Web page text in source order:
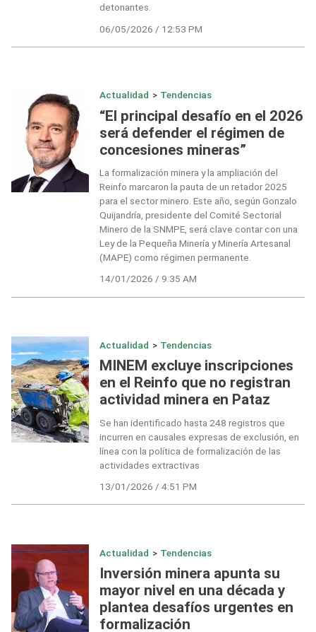
detonantes.
06/05/2026 / 12:53 PM
Actualidad > Tendencias
“El principal desafío en el 2026
será defender el régimen de
concesiones mineras”
La formalización minera y la ampliación del
Reinfo marcaron la pauta de un retador 2025
para el sector minero. Este año, según Gonzalo
Quijandría, presidente del Comité Sectorial
Minero de la SNMPE, será clave contar con una
Ley de la Pequeña Minería y Minería Artesanal
(MAPE) como régimen permanente.
14/01/2026 / 9:35 AM
Actualidad > Tendencias
MINEM excluye inscripciones
en el Reinfo que no registran
actividad minera en Pataz
Se han identificado hasta 248 registros que
incurren en causales expresas de exclusión, en
línea con la política de formalización de las
actividades extractivas
13/01/2026 / 4:51 PM
Actualidad > Tendencias
Inversión minera apunta su
mayor nivel en una década y
plantea desafíos urgentes en
formalización